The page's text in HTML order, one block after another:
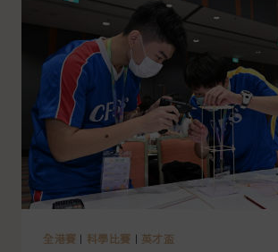
全港賽 科學比賽 英才盃